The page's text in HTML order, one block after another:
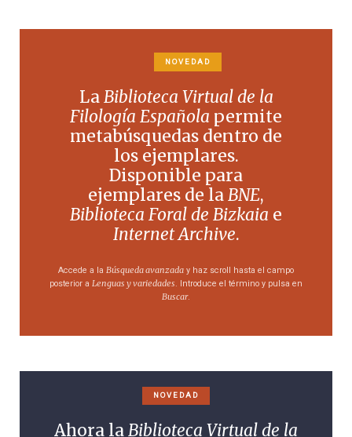
NOVEDAD
LaBiblioteca Virtual de la
Filología Española permite
metabúsquedas dentro de
los ejemplares.
Disponible para
ejemplares de laBNE,
Biblioteca Foral de Bizkaia e
Internet Archive.
Accede a la Búsqueda avanzada y haz scroll hasta el campo
posterior a Lenguas y variedades . Introduce el término y pulsa en
Buscar.
NOVEDAD
Ahora laBiblioteca Virtual de la